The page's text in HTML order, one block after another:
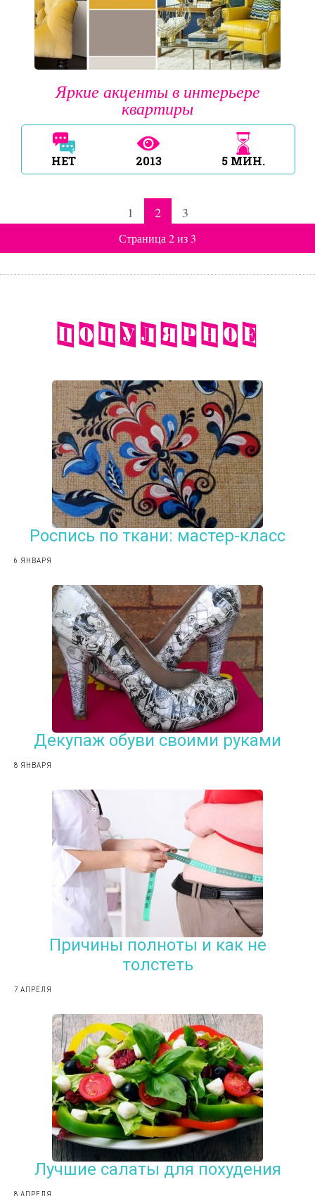
Яркие акценты в интерьере
квартиры
НЕТ 2013 5 МИН.
1 2 3
Страница 2 из 3
Роспись по ткани: мастер-класс
6 ЯНВАРЯ
Декупаж обуви своими руками
8 ЯНВАРЯ
Причины полноты и как не
толстеть
7 АПРЕЛЯ
Лучшие салаты для похудения
8 АПРЕЛЯ